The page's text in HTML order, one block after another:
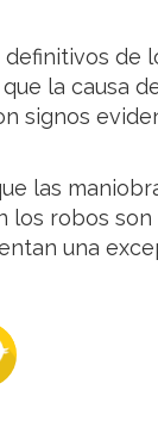
de
la causa
signos
las
los robos
una